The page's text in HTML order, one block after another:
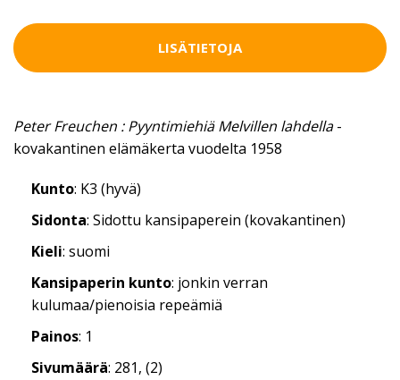
LISÄTIETOJA
Peter Freuchen : Pyyntimiehiä Melvillen lahdella-
kovakantinen elämäkerta vuodelta 1958
Kunto: K3 (hyvä)
Sidonta: Sidottu kansipaperein (kovakantinen)
Kieli: suomi
Kansipaperin kunto: jonkin verran
kulumaa/pienoisia repeämiä
Painos: 1
Sivumäärä: 281, (2)